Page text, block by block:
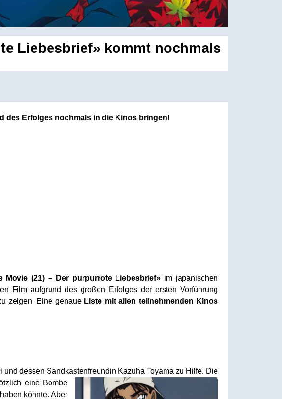
Liebesbrief» kommt nochmals
des Erfolges nochmals in die Kinos bringen!
Movie (21) – Der purpurrote Liebesbrief» im japanischen
Film aufgrund des großen Erfolges der ersten Vorführung
zeigen. Eine genaue Liste mit allen teilnehmenden Kinos
dessen Sandkastenfreundin Kazuha Toyama zu Hilfe. Die
eine Bombe
könnte. Aber